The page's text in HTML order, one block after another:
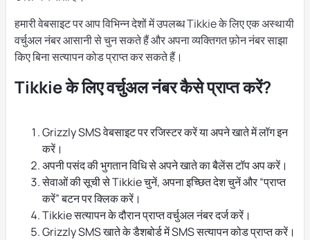
हमारी वेबसाइट पर आप विभिन्न देशों में उपलब्ध Tikkie के लिए एक अस्थायी
वर्चुअल नंबर आसानी से चुन सकते हैं और अपना व्यक्तिगत फ़ोन नंबर साझा
किए बिना सत्यापन कोड प्राप्त कर सकते हैं।
Tikkie के लिए वर्चुअल नंबर कैसे प्राप्त करें?
Grizzly SMS वेबसाइट पर रजिस्टर करें या अपने खाते में लॉग इन
करें।
अपनी पसंद की भुगतान विधि से अपने खाते का बैलेंस टॉप अप करें।
सेवाओं की सूची से Tikkie चुनें, अपना इच्छित देश चुनें और “प्राप्त
करें” बटन पर क्लिक करें।
Tikkie सत्यापन के दौरान प्राप्त वर्चुअल नंबर दर्ज करें।
Grizzly SMS खाते के डैशबोर्ड में SMS सत्यापन कोड प्राप्त करें।